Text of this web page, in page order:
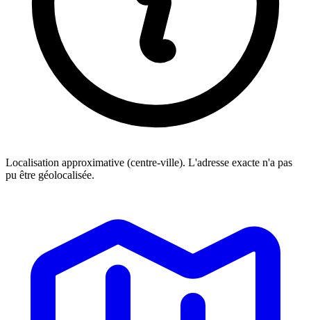
Localisation approximative (centre-ville). L'adresse exacte n'a pas
pu être géolocalisée.